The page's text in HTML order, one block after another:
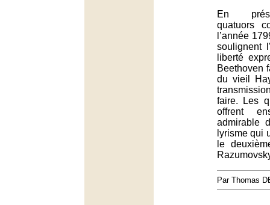
En
quatuors
l’année
soulignent
liberté
Beethoven
du vieil
faire. Les
offrent
admirable
lyrisme qui
le
Par Thomas